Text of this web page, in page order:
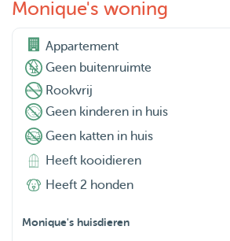
Monique's woning
Appartement
Geen buitenruimte
Rookvrij
Geen kinderen in huis
Geen katten in huis
Heeft kooidieren
Heeft 2 honden
Monique's huisdieren